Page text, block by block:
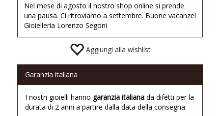
Nel mese di agosto il nostro shop online si prende
una pausa. Ci ritroviamo a settembre. Buone vacanze!
Gioielleria Lorenzo Segoni
Aggiungi alla wishlist
Garanzia italiana
I nostri gioielli hanno garanzia italiana da difetti per la
durata di 2 anni a partire dalla data della consegna.